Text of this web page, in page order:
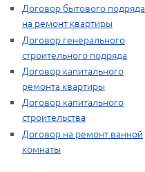
Договор бытового подряда
на ремонт квартиры
Договор генерального
строительного подряда
Договор капитального
ремонта квартиры
Договор капитального
строительства
Договор на ремонт ванной
комнаты